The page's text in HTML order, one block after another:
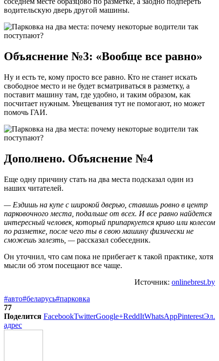
водительскую дверь другой машины.
Объяснение №3: «Вообще все равно»
Ну и есть те, кому просто все равно. Кто не станет искать
свободное место и не будет всматриваться в разметку, а
поставит машину там, где удобно, и таким образом, как
посчитает нужным. Увещевания тут не помогают, но может
помочь ГАИ.
Дополнено. Объяснение №4
Еще одну причину стать на два места подсказал один из
наших читателей.
— Ездишь на купе с широкой дверью, ставишь ровно в центр
парковочного места, подальше от всех. И все равно найдется
интересный человек, который припаркуется криво или колесом
по разметке, после чего ты в свою машину физически не
сможешь залезть, —рассказал собеседник.
Он уточнил, что сам пока не прибегает к такой практике, хотя
мысли об этом посещают все чаще.
Источник: onlinebrest.by
#авто#беларусь#парковка
77
Поделится FacebookTwitterGoogle+ReddItWhatsAppPinterestЭл.
адрес